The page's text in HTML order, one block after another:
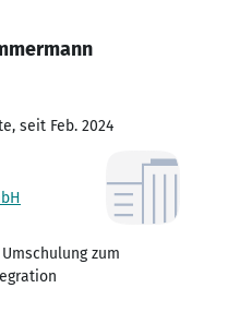
seit Feb. 2024
zum